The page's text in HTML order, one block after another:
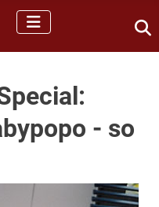
- so